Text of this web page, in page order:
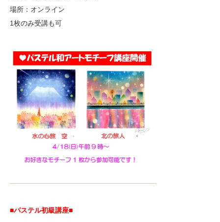
場所：オンライン
1枚のみ受講も可
—————————————————————-
■パステル初級講座■